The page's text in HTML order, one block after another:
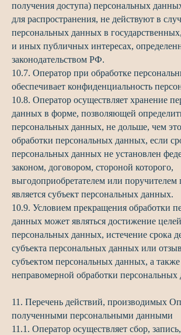
получения доступа) персональных
для распространения, не действуют в
персональных данных в
и иных публичных интересах,
законодательством РФ.
10.7. Оператор при обработке
обеспечивает конфиденциальность
10.8. Оператор осуществляет хранение
данных в форме, позволяющей
персональных данных, не дольше, чем
обработки персональных данных, если
персональных данных не установлен
законом, договором, стороной которого,
выгодоприобретателем или поручителем
является субъект персональных данных.
10.9. Условием прекращения обработки
данных может являться достижение
персональных данных, истечение срока
субъекта персональных данных или
субъектом персональных данных, а
неправомерной обработки персональных
11. Перечень действий, производимых
полученными персональными данными
11.1. Оператор осуществляет сбор, запись,